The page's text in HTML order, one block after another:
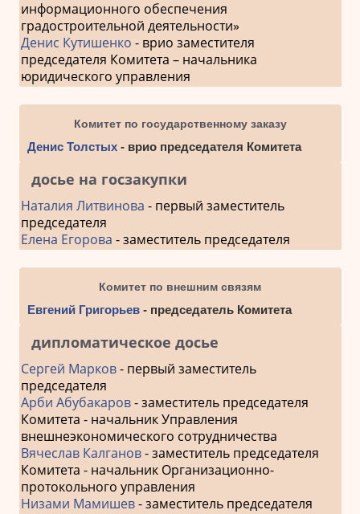
информационного обеспечения
градостроительной деятельности»
Денис Кутишенко - врио заместителя
председателя Комитета – начальника
юридического управления
Комитет по государственному заказу
Денис Толстых- врио председателя Комитета
досье на госзакупки
Наталия Литвинова - первый заместитель
председателя
Елена Егорова - заместитель председателя
Комитет по внешним связям
Евгений Григорьев- председатель Комитета
дипломатическое досье
Сергей Марков- первый заместитель
председателя
Арби Абубакаров- заместитель председателя
Комитета - начальник Управления
внешнеэкономического сотрудничества
Вячеслав Калганов- заместитель председателя
Комитета - начальник Организационно-
протокольного управления
Низами Мамишев- заместитель председателя